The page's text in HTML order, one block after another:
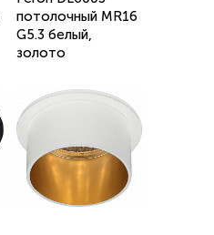
потолочный MR16
G5.3 белый,
золото